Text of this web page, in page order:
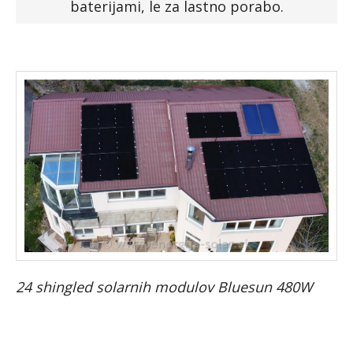
Podjetje
Spletna trgovina »
baterijami, le za lastno porabo.
24 shingled solarnih modulov Bluesun 480W